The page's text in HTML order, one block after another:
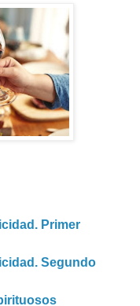
Primer
Segundo